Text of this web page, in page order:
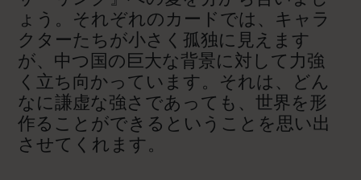
ょう。それぞれのカードでは、キャラ
クターたちが小さく孤独に見えます
が、中つ国の巨大な背景に対して力強
く立ち向かっています。それは、どん
なに謙虚な強さであっても、世界を形
作ることができるということを思い出
させてくれます。